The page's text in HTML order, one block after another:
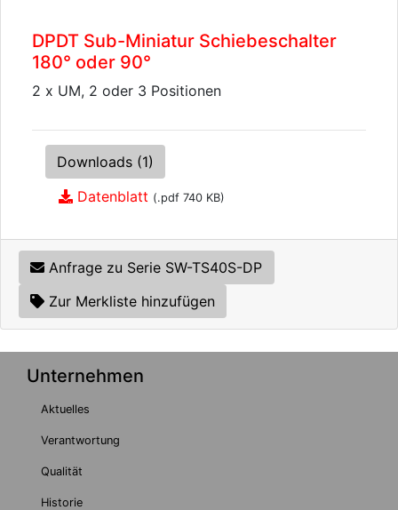
DPDT Sub-Miniatur Schiebeschalter
180° oder 90°
2 x UM, 2 oder 3 Positionen
Downloads (1)
Datenblatt (.pdf 740 KB)
Anfrage zu Serie SW-TS40S-DP
Zur Merkliste hinzufügen
Unternehmen
Aktuelles
Verantwortung
Qualität
Historie